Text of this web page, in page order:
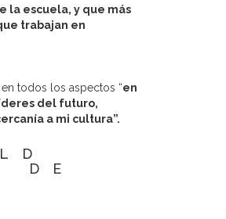
la escuela, y que más
trabajan en
todos los aspectos “en
del futuro,
a mi cultura”.
DE